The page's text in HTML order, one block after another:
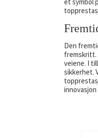
Den
fremskritt.
veiene. I
sikkerhet.